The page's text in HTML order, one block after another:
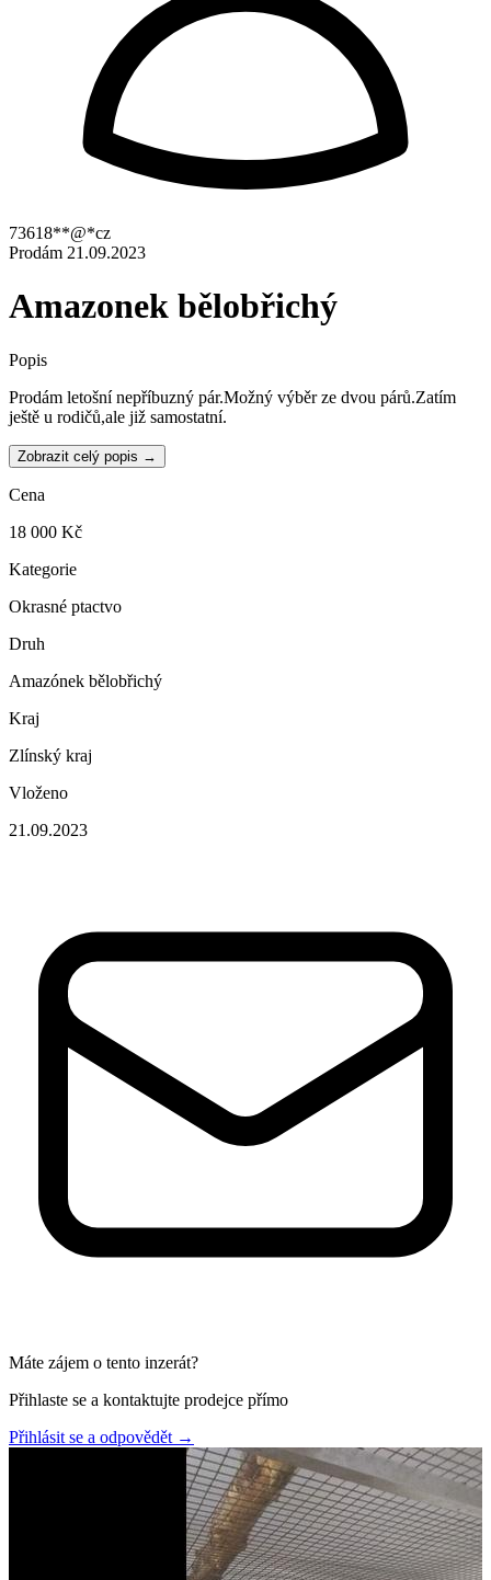
73618**@*cz
Prodám 21.09.2023
Amazonek bělobřichý
Popis
Prodám letošní nepříbuzný pár.Možný výběr ze dvou párů.Zatím
ještě u rodičů,ale již samostatní.
Zobrazit celý popis →
Cena
18 000 Kč
Kategorie
Okrasné ptactvo
Druh
Amazónek bělobřichý
Kraj
Zlínský kraj
Vloženo
21.09.2023
Máte zájem o tento inzerát?
Přihlaste se a kontaktujte prodejce přímo
Přihlásit se a odpovědět →